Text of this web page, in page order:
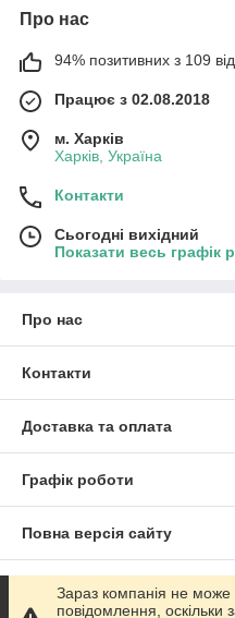
Про нас
94% позитивних з 109
Працює з 02.08.2018
м. Харків
Харків, Україна
Контакти
Сьогодні вихідний
Показати весь графік
Про нас
Контакти
Доставка та оплата
Графік роботи
Повна версія сайту
Сайт створено на
Зараз компанія не
повідомлення, оскільки